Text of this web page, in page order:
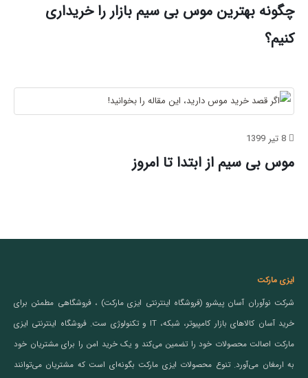
چگونه بهترین موس بی سیم بازار را خریداری
کنیم؟
موس بی سیم از ابتدا تا امروز
ایزی مارکت
شرکت نوآوران آسان پیشرو (فروشگاه اینترنتی ایزی مارکت) ، فروشگاهی مطمئن برای
خرید آسان کالاهای بازار کامپیوتر، شبکه، IT و تکنولوژی ست. فروشگاه اینترنتی ایزی
مارکت اصالت محصولات خود را تضمین می‌کند و یک خرید امن را برای مشتریان خود
به ارمغان می‌آورد. تنوع محصولات ایزی مارکت بگونه‌ای است که مشتریان می‌توانند